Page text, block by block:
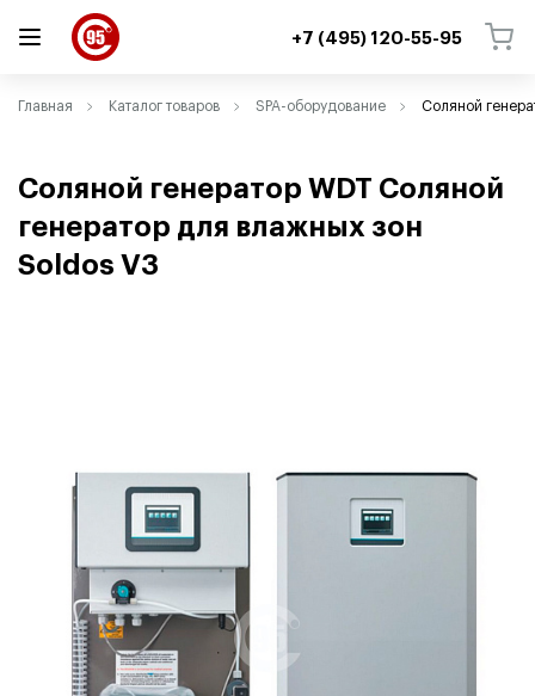
+7 (495) 120-55-95
Главная Каталог товаров SPA-оборудование Соляной
Соляной генератор WDT Соляной
генератор для влажных зон
Soldos V3
ВЕРНУТЬСЯ
ВЕРНУТЬСЯ